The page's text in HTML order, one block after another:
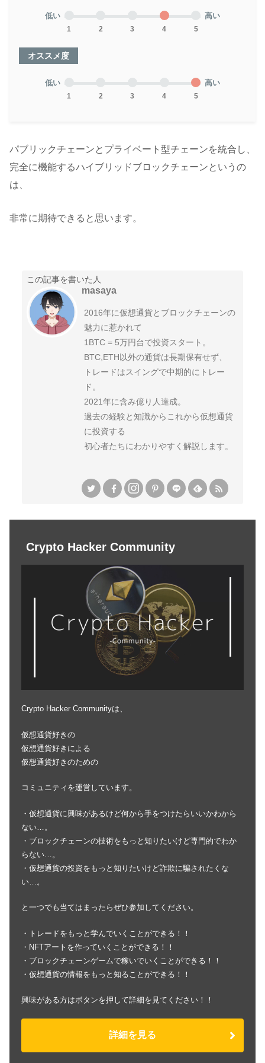
低い
1 2 3 4 5
高い
オススメ度
低い
1 2 3 4 5
高い
パブリックチェーンとプライベート型チェーンを統合し、
完全に機能するハイブリッドブロックチェーンというの
は、
非常に期待できると思います。
この記事を書いた人
masaya
2016年に仮想通貨とブロックチェーンの
魅力に惹かれて
1BTC = 5万円台で投資スタート。
BTC,ETH以外の通貨は長期保有せず、
トレードはスイングで中期的にトレー
ド。
2021年に含み億り人達成。
過去の経験と知識からこれから仮想通貨
に投資する
初心者たちにわかりやすく解説します。
Crypto Hacker Community
Crypto Hacker Communityは、
仮想通貨好きの
仮想通貨好きによる
仮想通貨好きのための
コミュニティを運営しています。
・仮想通貨に興味があるけど何から手をつけたらいいかわから
ない…。
・ブロックチェーンの技術をもっと知りたいけど専門的でわか
らない…。
・仮想通貨の投資をもっと知りたいけど詐欺に騙されたくな
い…。
と一つでも当てはまったらぜひ参加してください。
・トレードをもっと学んでいくことができる！！
・NFTアートを作っていくことができる！！
・ブロックチェーンゲームで稼いでいくことができる！！
・仮想通貨の情報をもっと知ることができる！！
興味がある方はボタンを押して詳細を見てください！！
詳細を見る